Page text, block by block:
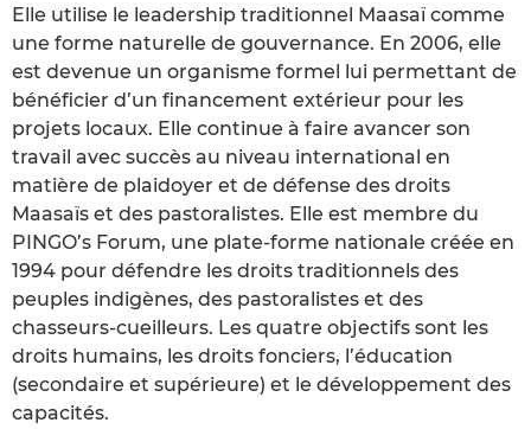
Elle utilise le leadership traditionnel Maasaï comme
une forme naturelle de gouvernance. En 2006, elle
est devenue un organisme formel lui permettant de
bénéficier d’un financement extérieur pour les
projets locaux. Elle continue à faire avancer son
travail avec succès au niveau international en
matière de plaidoyer et de défense des droits
Maasaïs et des pastoralistes. Elle est membre du
PINGO’s Forum, une plate-forme nationale créée en
1994 pour défendre les droits traditionnels des
peuples indigènes, des pastoralistes et des
chasseurs-cueilleurs. Les quatre objectifs sont les
droits humains, les droits fonciers, l’éducation
(secondaire et supérieure) et le développement des
capacités.